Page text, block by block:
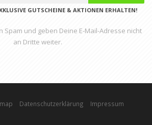
GUTSCHEINE & AKTIONEN ERHALTEN!
Spam und geben Deine E-Mail-Adresse nicht
an Dritte weiter.
Datenschutzerklärung Impressum